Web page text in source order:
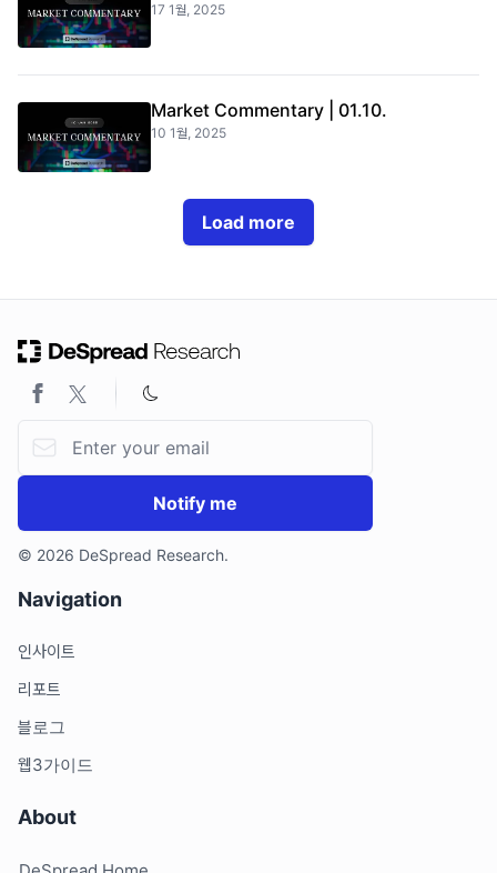
17 1월, 2025
Market Commentary | 01.10.
10 1월, 2025
Load more
Notify me
© 2026 DeSpread Research.
Navigation
인사이트
리포트
블로그
웹3가이드
About